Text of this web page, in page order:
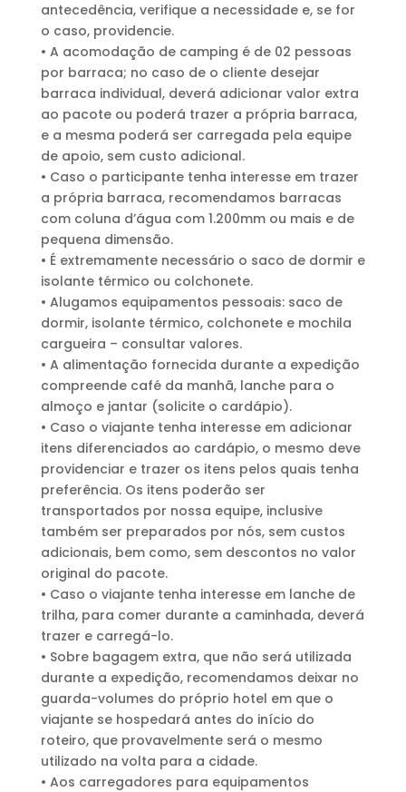
antecedência, verifique a necessidade e, se for
o caso, providencie.
• A acomodação de camping é de 02 pessoas
por barraca; no caso de o cliente desejar
barraca individual, deverá adicionar valor extra
ao pacote ou poderá trazer a própria barraca,
e a mesma poderá ser carregada pela equipe
de apoio, sem custo adicional.
• Caso o participante tenha interesse em trazer
a própria barraca, recomendamos barracas
com coluna d’água com 1.200mm ou mais e de
pequena dimensão.
• É extremamente necessário o saco de dormir e
isolante térmico ou colchonete.
• Alugamos equipamentos pessoais: saco de
dormir, isolante térmico, colchonete e mochila
cargueira – consultar valores.
• A alimentação fornecida durante a expedição
compreende café da manhã, lanche para o
almoço e jantar (solicite o cardápio).
• Caso o viajante tenha interesse em adicionar
itens diferenciados ao cardápio, o mesmo deve
providenciar e trazer os itens pelos quais tenha
preferência. Os itens poderão ser
transportados por nossa equipe, inclusive
também ser preparados por nós, sem custos
adicionais, bem como, sem descontos no valor
original do pacote.
• Caso o viajante tenha interesse em lanche de
trilha, para comer durante a caminhada, deverá
trazer e carregá-lo.
• Sobre bagagem extra, que não será utilizada
durante a expedição, recomendamos deixar no
guarda-volumes do próprio hotel em que o
viajante se hospedará antes do início do
roteiro, que provavelmente será o mesmo
utilizado na volta para a cidade.
• Aos carregadores para equipamentos